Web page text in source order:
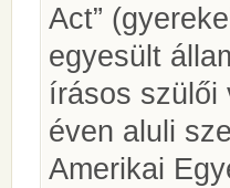
Act”
egyesült
írásos szülői
éven aluli
Amerikai